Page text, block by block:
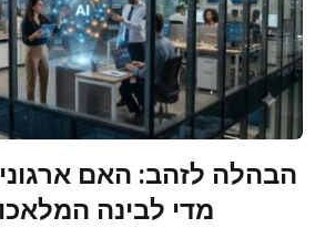
הבהלה לזהב: האם
מדי לבינה